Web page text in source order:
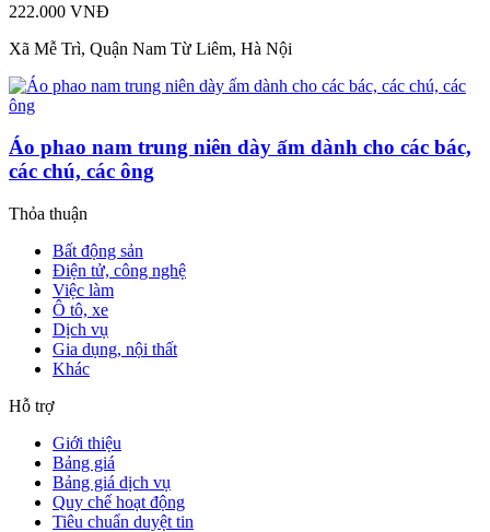
222.000 VNĐ
Xã Mễ Trì, Quận Nam Từ Liêm, Hà Nội
Áo phao nam trung niên dày ấm dành cho các bác,
các chú, các ông
Thỏa thuận
Bất động sản
Điện tử, công nghệ
Việc làm
Ô tô, xe
Dịch vụ
Gia dụng, nội thất
Khác
Hỗ trợ
Giới thiệu
Bảng giá
Bảng giá dịch vụ
Quy chế hoạt động
Tiêu chuẩn duyệt tin